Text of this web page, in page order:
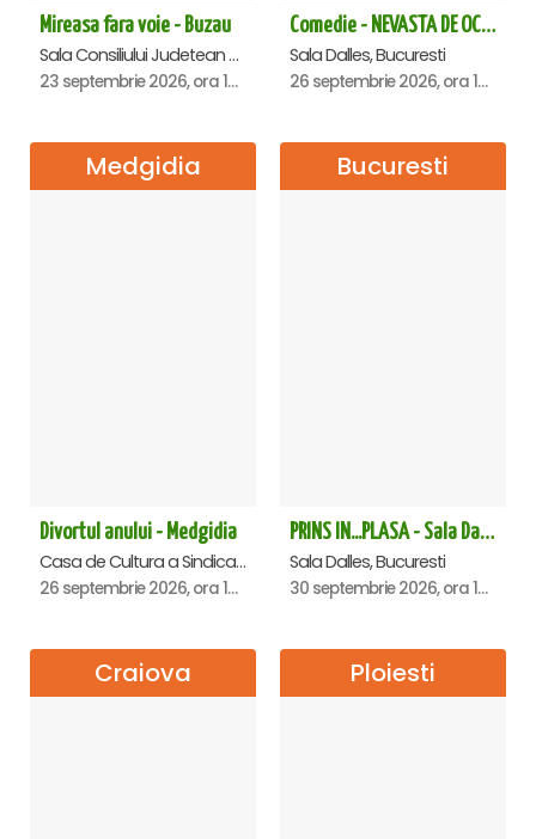
Mireasa fara voie - Buzau
Sala Consiliului Judetean Buzau, Buzau
23 septembrie 2026, ora 19:29
Comedie - NEVASTA DE OCAZIE !!!
Sala Dalles, Bucuresti
26 septembrie 2026, ora 19:00
Medgidia
Divortul anului - Medgidia
Casa de Cultura a Sindicatelor Lucian Grigorescu, Medgidia
26 septembrie 2026, ora 19:00
Bucuresti
PRINS IN...PLASA - Sala Dalles
Sala Dalles, Bucuresti
30 septembrie 2026, ora 19:30
Craiova Ploiesti